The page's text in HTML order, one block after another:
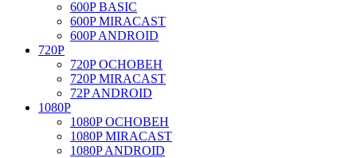
600P BASIC
600P MIRACAST
600P ANDROID
720P
720P ОСНОВЕН
720P MIRACAST
72P ANDROID
1080P
1080P ОСНОВЕН
1080P MIRACAST
1080P ANDROID